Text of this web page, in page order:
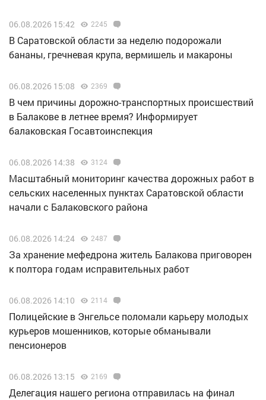
06.08.2026 15:42 2245
В Саратовской области за неделю подорожали
бананы, гречневая крупа, вермишель и макароны
06.08.2026 15:08 2369
В чем причины дорожно-транспортных происшествий
в Балакове в летнее время? Информирует
балаковская Госавтоинспекция
06.08.2026 14:38 3124
Масштабный мониторинг качества дорожных работ в
сельских населенных пунктах Саратовской области
начали с Балаковского района
06.08.2026 14:24 2487
За хранение мефедрона житель Балакова приговорен
к полтора годам исправительных работ
06.08.2026 14:10 2114
Полицейские в Энгельсе поломали карьеру молодых
курьеров мошенников, которые обманывали
пенсионеров
06.08.2026 13:15 2169
Делегация нашего региона отправилась на финал